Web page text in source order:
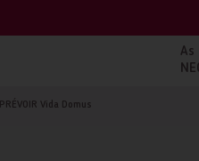
As
PRÉVOIR Vida Domus